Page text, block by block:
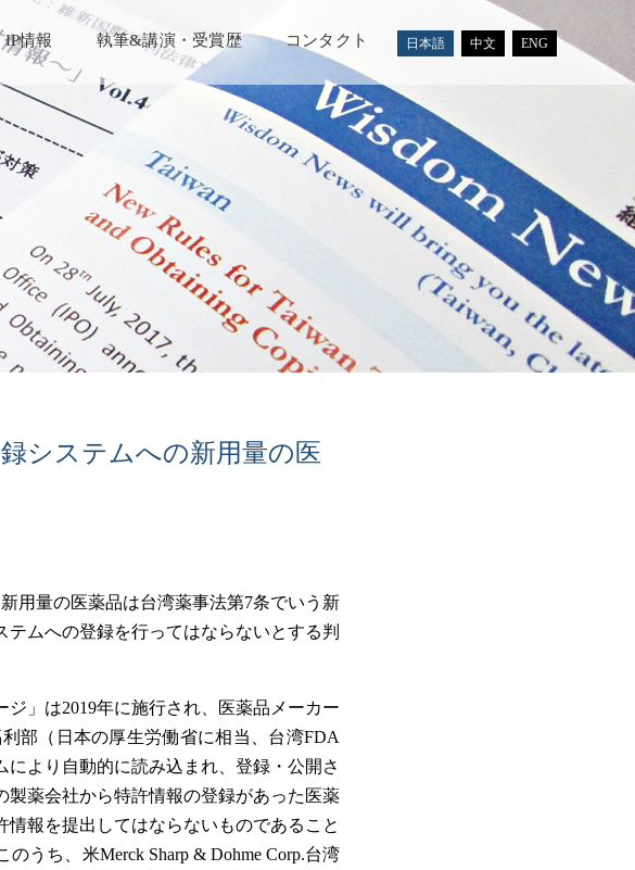
日本語 中文 ENG
IP情報 執筆&講演・受賞歴 コンタクト
システムへの新用量の医
用量の医薬品は台湾薬事法第7条でいう新
ムへの登録を行ってはならないとする判
」は2019年に施行され、医薬品メーカー
部（日本の厚生労働省に相当、台湾FDA
より自動的に読み込まれ、登録・公開さ
薬会社から特許情報の登録があった医薬
報を提出してはならないものであること
うち、米Merck Sharp & Dohme Corp.台湾